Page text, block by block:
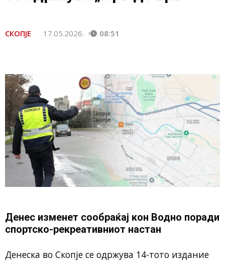
СКОПЈЕ 17.05.2026. 08:51
Денес изменет сообраќај кон Водно поради
спортско-рекреативниот настан
Денеска во Скопје се одржува 14-тото издание